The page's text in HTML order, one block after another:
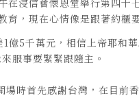
在浸信會懷恩堂舉行第四
，現在心情像是跟著約
5千萬元，相信上帝耶和
服事要緊緊跟隨主。
時首先感謝台灣，在目